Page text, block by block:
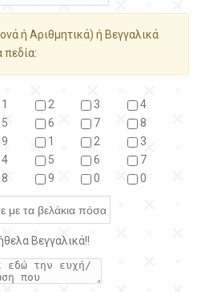
ή Αριθμητικά) ή Βεγγαλικά
πεδία:
2 3
4
6 7
8
1 2
3
5 6
7
9 0 0
Βεγγαλικά!!